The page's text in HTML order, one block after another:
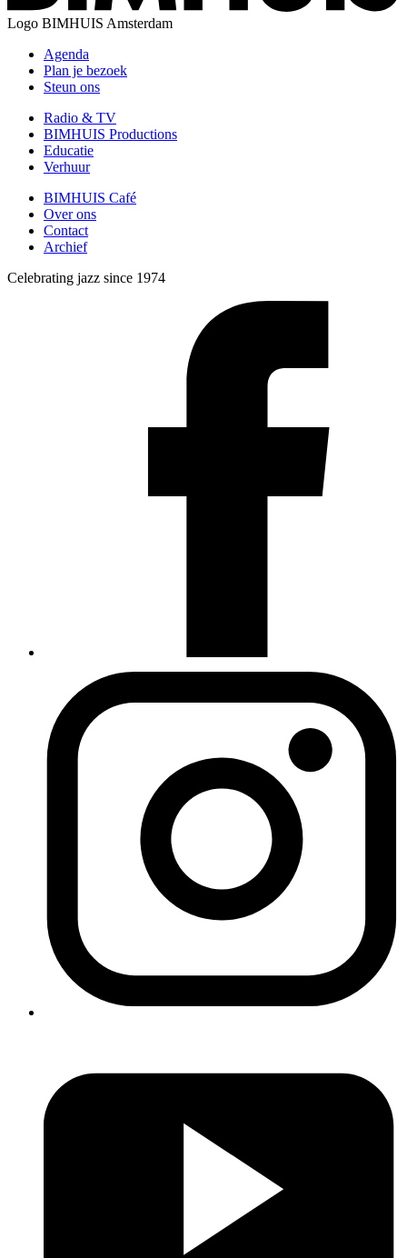
Logo BIMHUIS Amsterdam
Agenda
Plan je bezoek
Steun ons
Radio & TV
BIMHUIS Productions
Educatie
Verhuur
BIMHUIS Café
Over ons
Contact
Archief
Celebrating jazz since 1974